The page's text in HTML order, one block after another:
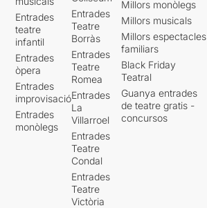
Entrades
teatre
infantil
Entrades
òpera
Entrades
improvisació
Entrades
monòlegs
Entrades
Teatre
Borràs
Entrades
Teatre
Romea
Entrades
La
Villarroel
Entrades
Teatre
Condal
Entrades
Teatre
Victòria
Millors monòlegs
Millors musicals
Millors espectacles
familiars
Black Friday
Teatral
Guanya entrades
de teatre gratis -
concursos